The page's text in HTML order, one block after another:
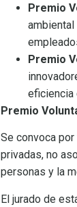
Premio
Premio
eficiencia
Premio
Se convoca
privadas, no
personas y la
El jurado de